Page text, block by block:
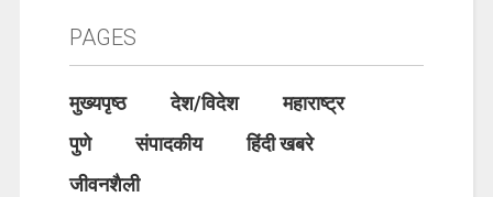
PAGES
मुख्यपृष्ठ देश/विदेश
महाराष्ट्र
पुणे
संपादकीय
हिंदी खबरे
जीवनशैली